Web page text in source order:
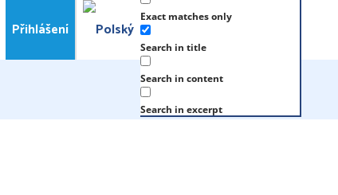
Přihlášení
Exact matches only
Search in title
Search in content
Search in excerpt